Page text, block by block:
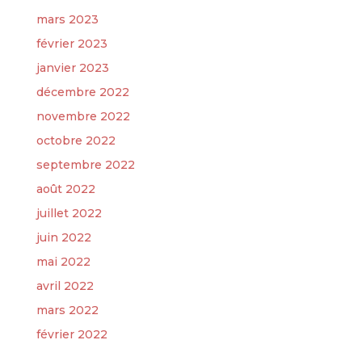
mars 2023
février 2023
janvier 2023
décembre 2022
novembre 2022
octobre 2022
septembre 2022
août 2022
juillet 2022
juin 2022
mai 2022
avril 2022
mars 2022
février 2022